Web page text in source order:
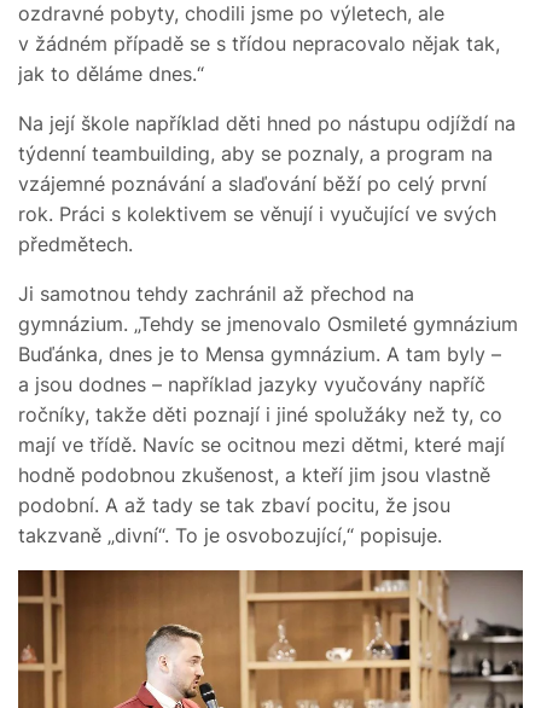
ozdravné pobyty, chodili jsme po výletech, ale
v žádném případě se s třídou nepracovalo nějak tak,
jak to děláme dnes.“
Na její škole například děti hned po nástupu odjíždí na
týdenní teambuilding, aby se poznaly, a program na
vzájemné poznávání a slaďování běží po celý první
rok. Práci s kolektivem se věnují i vyučující ve svých
předmětech.
Ji samotnou tehdy zachránil až přechod na
gymnázium. „Tehdy se jmenovalo Osmileté gymnázium
Buďánka, dnes je to Mensa gymnázium. A tam byly –
a jsou dodnes – například jazyky vyučovány napříč
ročníky, takže děti poznají i jiné spolužáky než ty, co
mají ve třídě. Navíc se ocitnou mezi dětmi, které mají
hodně podobnou zkušenost, a kteří jim jsou vlastně
podobní. A až tady se tak zbaví pocitu, že jsou
takzvaně „divní“. To je osvobozující,“ popisuje.